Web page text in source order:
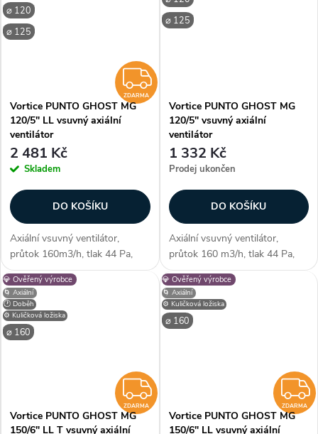
Zákazníci často dokupují... mm Zákazníci často dokupují...
⌀ 120
⌀ 125
ZDARMA
ZDARMA
Vortice PUNTO GHOST MG
120/5" LL vsuvný axiální
ventilátor
2 481 Kč
Skladem
DO KOŠÍKU
Axiální vsuvný ventilátor,
průtok 160m3/h, tlak 44 Pa,
kuličková ložiska, montáž do
stěny/stropu, max. délka
potrubí 3 m, průměr 119 mm
Zákazníci často dokupují...
⌀ 125
Vortice PUNTO GHOST MG
120/5" vsuvný axiální
ventilátor
1 332 Kč
Prodej ukončen
DO KOŠÍKU
Axiální vsuvný ventilátor,
průtok 160 m3/h, tlak 44 Pa,
kluzná ložiska, montáž do
stěny, max. délka potrubí 3m,
průměr 119 mm Zákazníci
často dokupují...
🕐 Doběh
⚙️ Kuličková ložiska
💎 Ověřený výrobce
⌀ 160
🌀 Axiální
ZDARMA
ZDARMA
Vortice PUNTO GHOST MG
150/6" LL T vsuvný axiální
⚙️ Kuličková ložiska
💎 Ověřený výrobce
⌀ 160
🌀 Axiální
ZDARMA
Vortice PUNTO GHOST MG
150/6" LL vsuvný axiální